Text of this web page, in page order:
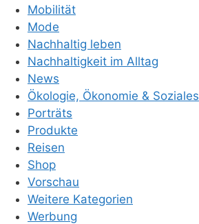
Mobilität
Mode
Nachhaltig leben
Nachhaltigkeit im Alltag
News
Ökologie, Ökonomie & Soziales
Porträts
Produkte
Reisen
Shop
Vorschau
Weitere Kategorien
Werbung